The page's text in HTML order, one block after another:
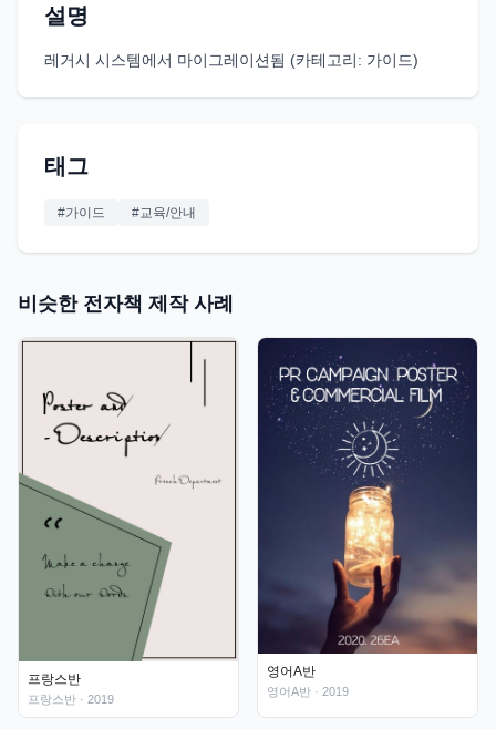
설명
레거시 시스템에서 마이그레이션됨 (카테고리: 가이드)
태그
#가이드 #교육/안내
비슷한 전자책 제작 사례
프랑스반
프랑스반 · 2019
영어A반
영어A반 · 2019